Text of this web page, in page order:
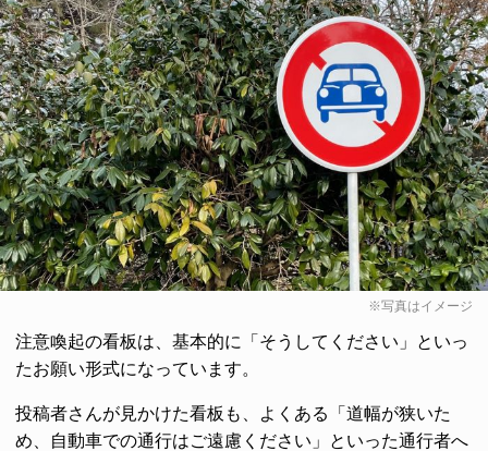
※写真はイメージ
注意喚起の看板は、基本的に「そうしてください」といっ
たお願い形式になっています。
投稿者さんが見かけた看板も、よくある「道幅が狭いた
め、自動車での通行はご遠慮ください」といった通行者へ